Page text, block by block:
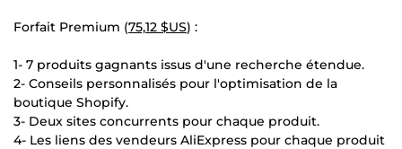
Forfait Premium (75,12 $US) :
1- 7 produits gagnants issus d'une recherche étendue.
2- Conseils personnalisés pour l'optimisation de la
boutique Shopify.
3- Deux sites concurrents pour chaque produit.
4- Les liens des vendeurs AliExpress pour chaque produit